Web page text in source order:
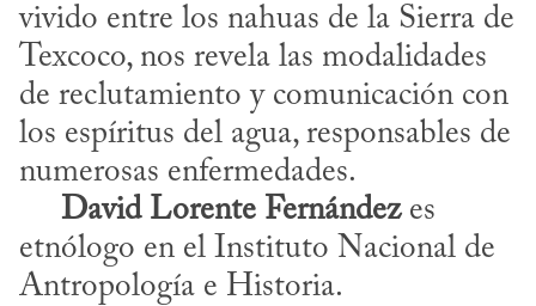
vivido entre los nahuas de la Sierra de
Texcoco, nos revela las modalidades
de reclutamiento y comunicación con
los espíritus del agua, responsables de
numerosas enfermedades.
David Lorente Fernández es
etnólogo en el Instituto Nacional de
Antropología e Historia.